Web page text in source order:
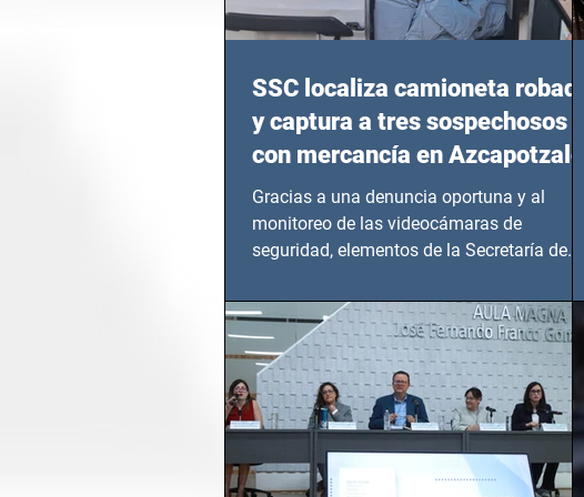
SSC localiza camioneta robada
y captura a tres sospechosos
con mercancía en Azcapotzalco
Gracias a una denuncia oportuna y al
monitoreo de las videocámaras de
seguridad, elementos de la Secretaría de